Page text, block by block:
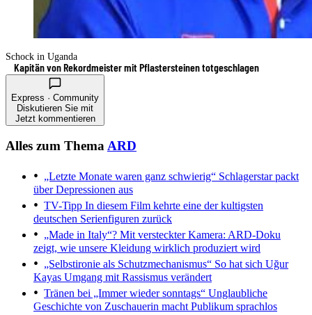
Schock in Uganda
Kapitän von Rekordmeister mit Pflastersteinen totgeschlagen
Express · Community
Diskutieren Sie mit
Jetzt kommentieren
Alles zum ThemaARD
„Letzte Monate waren ganz schwierig“ Schlagerstar packt
über Depressionen aus
TV-Tipp In diesem Film kehrte eine der kultigsten
deutschen Serienfiguren zurück
„Made in Italy“? Mit versteckter Kamera: ARD-Doku
zeigt, wie unsere Kleidung wirklich produziert wird
„Selbstironie als Schutzmechanismus“ So hat sich Uğur
Kayas Umgang mit Rassismus verändert
Tränen bei „Immer wieder sonntags“ Unglaubliche
Geschichte von Zuschauerin macht Publikum sprachlos